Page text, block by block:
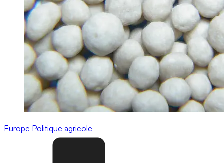
Europe Politique agricole